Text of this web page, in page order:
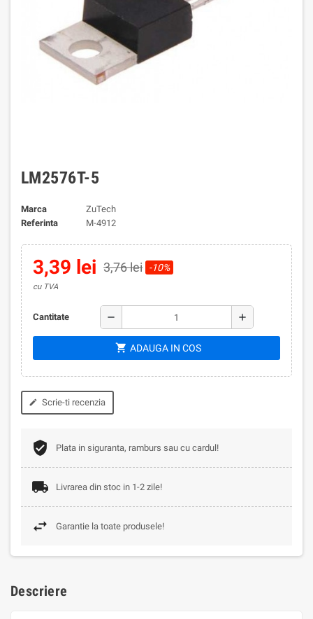
LM2576T-5
Marca
ZuTech
Referinta
M-4912
3,39 lei 3,76 lei -10%
cu TVA
Cantitate remove add
shopping_cart ADAUGA IN COS
edit Scrie-ti recenzia
Plata in siguranta, ramburs sau cu cardul!
Livrarea din stoc in 1-2 zile!
Garantie la toate produsele!
Descriere